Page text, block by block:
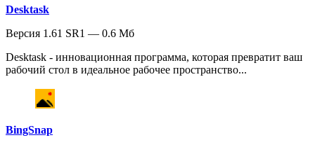
Desktask
Версия 1.61 SR1 — 0.6 Мб
Desktask - инновационная программа, которая превратит ваш
рабочий стол в идеальное рабочее пространство...
BingSnap